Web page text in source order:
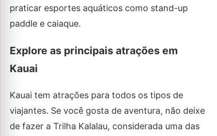
praticar esportes aquáticos como stand-up
paddle e caiaque.
Explore as principais atrações em
Kauai
Kauai tem atrações para todos os tipos de
viajantes. Se você gosta de aventura, não deixe
de fazer a Trilha Kalalau, considerada uma das